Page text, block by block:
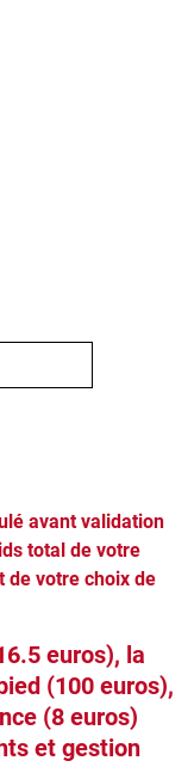
avant validation
total de votre
de votre choix de
euros), la
(100 euros),
(8 euros)
et gestion